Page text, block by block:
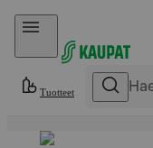
Hyppää sisältöön
Tuotteet